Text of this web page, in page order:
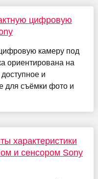
цифровую
камеру под
ориентирована на
и
для съёмки фото и
характеристики
и сенсором Sony